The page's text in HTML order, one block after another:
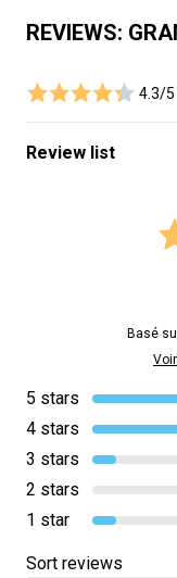
REVIEWS:
4.3/5
Review list
Basé
5 stars
4 stars
3 stars
2 stars
1 star
Sort reviews